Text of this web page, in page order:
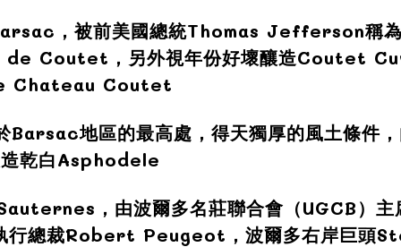
，被前美國總統Thomas Jefferson稱
Coutet，另外視年份好壞釀造Coutet
Chateau Coutet
Barsac地區的最高處，得天獨厚的風土條
乾白Asphodele
，由波爾多名莊聯合會（UGCB）
行總裁Robert Peugeot，波爾多右岸巨頭